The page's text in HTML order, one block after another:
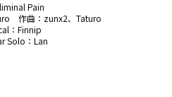
Pain
　作曲：zunx2、Taturo
：Finnip
Solo：Lan